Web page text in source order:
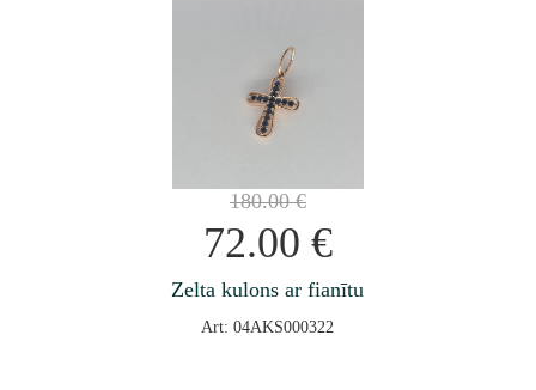
180.00€
72.00 €
Zelta kulons ar fianītu
Art: 04AKS000322